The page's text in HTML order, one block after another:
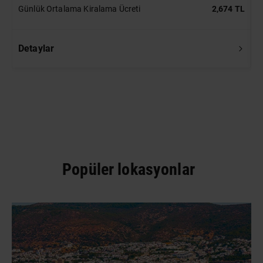
Günlük Ortalama Kiralama Ücreti 2,674 TL
Detaylar
Popüler lokasyonlar